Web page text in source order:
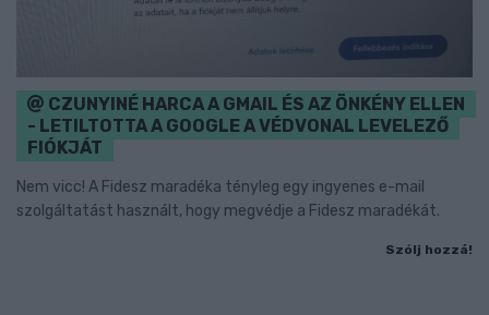
CZUNYINÉ HARCA A GMAIL ÉS AZ ÖNKÉNY ELLEN
- LETILTOTTA A GOOGLE A VÉDVONAL LEVELEZŐ
FIÓKJÁT
Nem vicc! A Fidesz maradéka tényleg egy ingyenes e-mail
szolgáltatást használt, hogy megvédje a Fidesz maradékát.
Szólj hozzá!